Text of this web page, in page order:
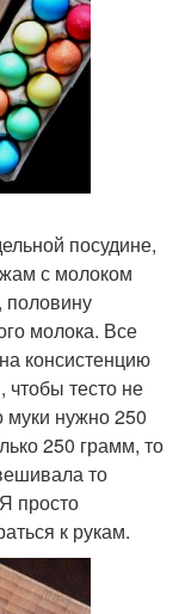
посудине,
с молоком
половину
молока. Все
консистенцию
чтобы тесто не
муки нужно 250
250 грамм, то
то
просто
к рукам.